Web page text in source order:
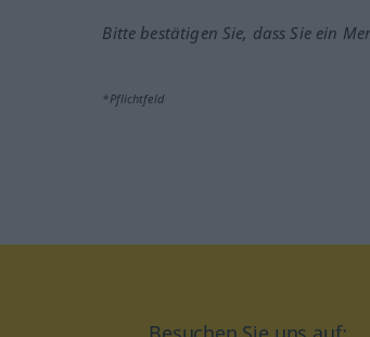
Bitte bestätigen Sie, dass Sie ein
*Pflichtfeld